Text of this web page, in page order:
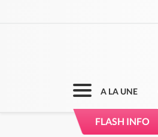
A LA UNE
FLASH INFO